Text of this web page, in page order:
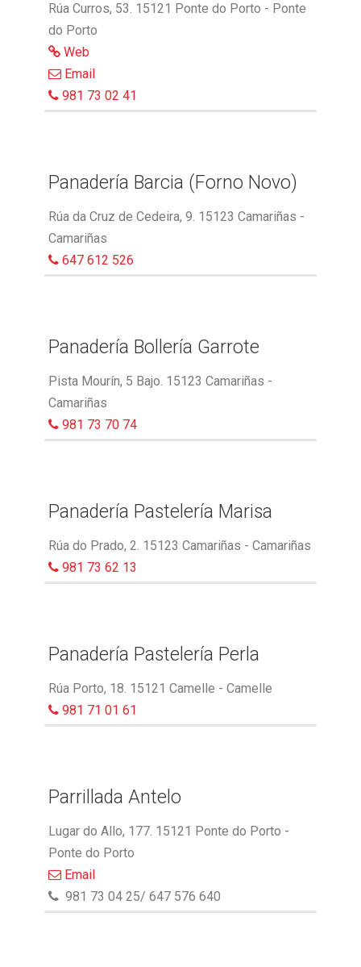
Rúa Curros, 53. 15121 Ponte do Porto - Ponte
do Porto
Web
Email
981 73 02 41
Panadería Barcia (Forno Novo)
Rúa da Cruz de Cedeira, 9. 15123 Camariñas -
Camariñas
647 612 526
Panadería Bollería Garrote
Pista Mourín, 5 Bajo. 15123 Camariñas -
Camariñas
981 73 70 74
Panadería Pastelería Marisa
Rúa do Prado, 2. 15123 Camariñas - Camariñas
981 73 62 13
Panadería Pastelería Perla
Rúa Porto, 18. 15121 Camelle - Camelle
981 71 01 61
Parrillada Antelo
Lugar do Allo, 177. 15121 Ponte do Porto -
Ponte do Porto
Email
981 73 04 25/ 647 576 640